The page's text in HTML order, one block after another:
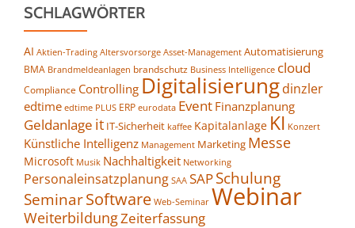
SCHLAGWÖRTER
AI Aktien-Trading Altersvorsorge Asset-Management Automatisierung
BMA Brandmeldeanlagen brandschutz Business Intelligence cloud
Compliance Controlling Digitalisierungdinzler
edtime edtime PLUS ERP eurodata Event Finanzplanung
Geldanlage it IT-Sicherheit kaffee Kapitalanlage KI Konzert
Künstliche Intelligenz Management Marketing Messe
Microsoft Musik Nachhaltigkeit Networking
Personaleinsatzplanung SAA SAPSchulung
SeminarSoftware Web-Seminar Webinar
WeiterbildungZeiterfassung